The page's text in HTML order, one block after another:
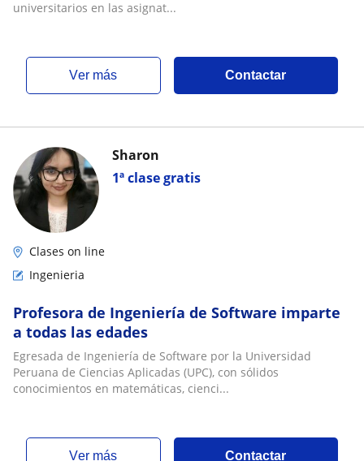
universitarios en las asignat...
ver más Contactar
1ª clase gratis
Sharon
Clases on line
Ingenieria
Profesora de Ingeniería de Software imparte
a todas las edades
Egresada de Ingeniería de Software por la Universidad
Peruana de Ciencias Aplicadas (UPC), con sólidos
conocimientos en matemáticas, cienci...
ver más Contactar